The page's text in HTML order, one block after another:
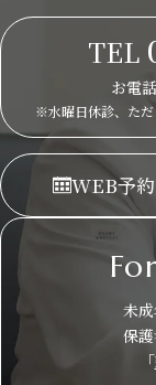
TEL
お電
※水曜日休診、た
WEB予約
未
保
「